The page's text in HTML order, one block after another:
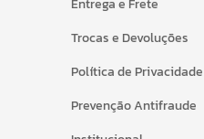
Entrega e Frete
Trocas e Devoluções
Política de Privacidade
Prevenção Antifraude